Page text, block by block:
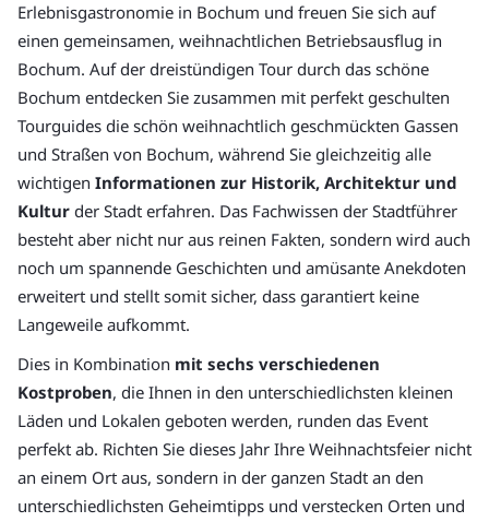
Erlebnisgastronomie in Bochum und freuen Sie sich auf
einen gemeinsamen, weihnachtlichen Betriebsausflug in
Bochum. Auf der dreistündigen Tour durch das schöne
Bochum entdecken Sie zusammen mit perfekt geschulten
Tourguides die schön weihnachtlich geschmückten Gassen
und Straßen von Bochum, während Sie gleichzeitig alle
wichtigen Informationen zur Historik, Architektur und
Kultur der Stadt erfahren. Das Fachwissen der Stadtführer
besteht aber nicht nur aus reinen Fakten, sondern wird auch
noch um spannende Geschichten und amüsante Anekdoten
erweitert und stellt somit sicher, dass garantiert keine
Langeweile aufkommt.
Dies in Kombination mit sechs verschiedenen
Kostproben, die Ihnen in den unterschiedlichsten kleinen
Läden und Lokalen geboten werden, runden das Event
perfekt ab. Richten Sie dieses Jahr Ihre Weihnachtsfeier nicht
an einem Ort aus, sondern in der ganzen Stadt an den
unterschiedlichsten Geheimtipps und verstecken Orten und